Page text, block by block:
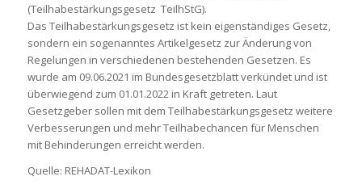
(Teilhabestärkungsgesetz  TeilhStG).
Das Teilhabestärkungsgesetz ist kein eigenständiges Gesetz,
sondern ein sogenanntes Artikelgesetz zur Änderung von
Regelungen in verschiedenen bestehenden Gesetzen. Es
wurde am 09.06.2021 im Bundesgesetzblatt verkündet und ist
überwiegend zum 01.01.2022 in Kraft getreten. Laut
Gesetzgeber sollen mit dem Teilhabestärkungsgesetz weitere
Verbesserungen und mehr Teilhabechancen für Menschen
mit Behinderungen erreicht werden.
Quelle: REHADAT-Lexikon